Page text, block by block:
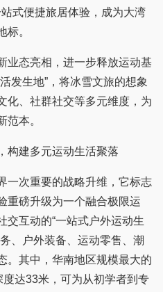
式便捷旅居体验，成为大湾
标。
态亮相，进一步释放运动基
发生地”，将冰雪文旅的想象
化、社群社交等多元维度，为
范本。
建多元运动生活聚落
次重要的战略升维，它标志
重磅升级为一个融合极限运
交互动的“一站式户外运动生
、户外装备、运动零售、潮
。其中，华南地区规模最大的
度达33米，可为从初学者到专